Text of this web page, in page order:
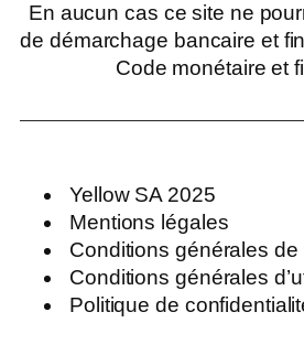
En aucun cas ce site ne
de démarchage bancaire et
Code monétaire et
Yellow SA 2025
Mentions légales
Conditions générales de
Conditions générales
Politique de